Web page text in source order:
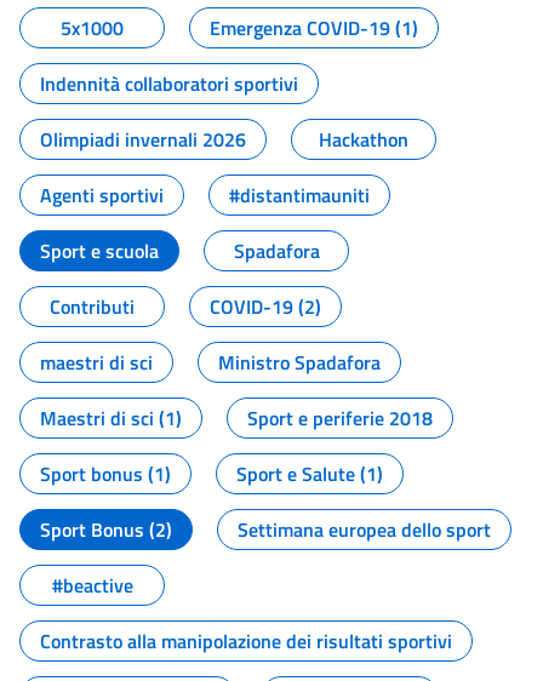
5x1000
Emergenza COVID-19 (1)
Indennità collaboratori sportivi
Olimpiadi invernali 2026
Hackathon
Agenti sportivi
#distantimauniti
Sport e scuola
Spadafora
Contributi
COVID-19 (2)
maestri di sci
Ministro Spadafora
Maestri di sci (1)
Sport e periferie 2018
Sport bonus (1)
Sport e Salute (1)
Sport Bonus (2)
Settimana europea dello sport
#beactive
Contrasto alla manipolazione dei risultati sportivi